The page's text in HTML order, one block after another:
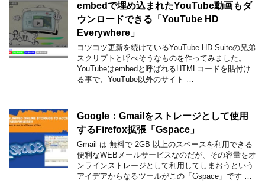
embedで埋め込まれたYouTube動画もダ
ウンロードできる「YouTube HD
Everywhere」
コツコツ更新を続けているYouTube HD Suiteの兄弟
スクリプトと呼べそうなものを作ってみました。
YouTubeはembedと呼ばれるHTMLコードを貼付け
る事で、YouTube以外のサイト …
Google：Gmailをストレージとして使用
するFirefox拡張「Gspace」
Gmail は 無料で 2GB 以上のスペースを利用できる
便利なWEBメールサービスなのだが、その容量をオ
ンラインストレージとして利用してしまおうという
アイデアからなるツールがこの「Gspace」です …